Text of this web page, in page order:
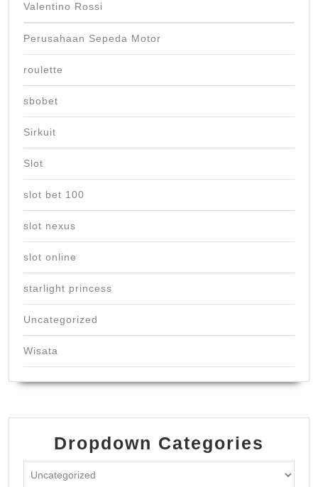
Valentino Rossi
Perusahaan Sepeda Motor
roulette
sbobet
Sirkuit
Slot
slot bet 100
slot nexus
slot online
starlight princess
Uncategorized
Wisata
Dropdown Categories